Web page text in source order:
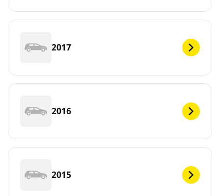
2017
2016
2015